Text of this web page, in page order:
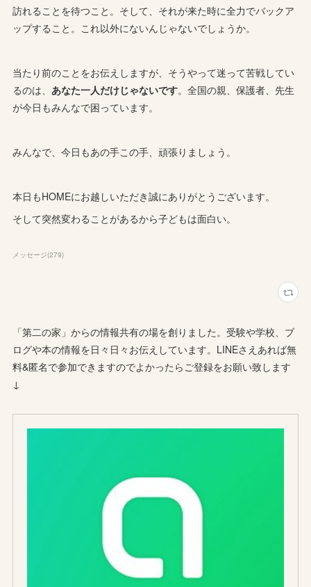
訪れることを待つこと。そして、それが来た時に全力でバックア
ップすること。これ以外にないんじゃないでしょうか。
当たり前のことをお伝えしますが、そうやって迷って苦戦してい
るのは、あなた一人だけじゃないです。全国の親、保護者、先生
が今日もみんなで困っています。
みんなで、今日もあの手この手、頑張りましょう。
本日もHOMEにお越しいただき誠にありがとうございます。
そして突然変わることがあるから子どもは面白い。
メッセージ(279)
「第二の家」からの情報共有の場を創りました。受験や学校、ブ
ログや本の情報を日々日々お伝えしています。LINEさえあれば無
料&匿名で参加できますのでよかったらご登録をお願い致します
↓